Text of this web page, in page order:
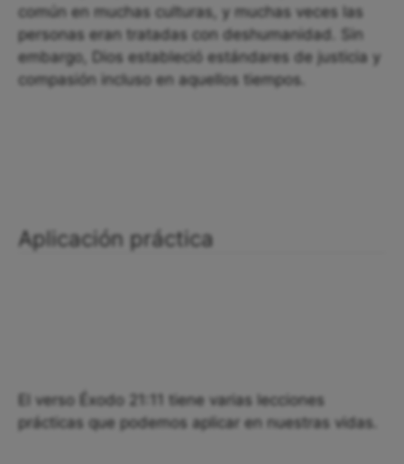
común en muchas culturas, y muchas veces las
personas eran tratadas con deshumanidad. Sin
embargo, Dios estableció estándares de justicia y
compasión incluso en aquellos tiempos.
Aplicación práctica
El verso Éxodo 21:11 tiene varias lecciones
prácticas que podemos aplicar en nuestras vidas.